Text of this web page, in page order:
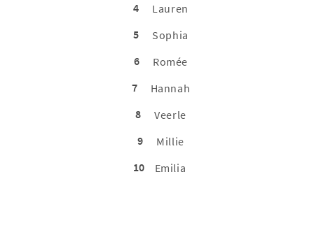
4
Lauren
5
Sophia
6
Romée
7
Hannah
8
Veerle
9
Millie
10
Emilia